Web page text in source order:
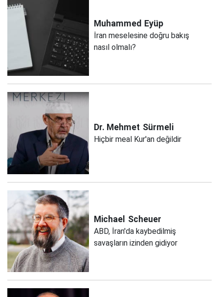
Muhammed Eyüp
İran meselesine doğru bakış
nasıl olmalı?
Dr. Mehmet Sürmeli
Hiçbir meal Kur'an değildir
Michael Scheuer
ABD, İran'da kaybedilmiş
savaşların izinden gidiyor